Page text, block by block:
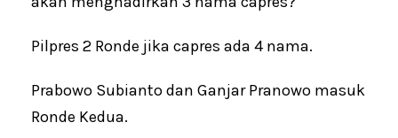
Pilpres 2 Ronde jika capres ada 4 nama.
Prabowo Subianto dan Ganjar Pranowo masuk
Ronde Kedua.